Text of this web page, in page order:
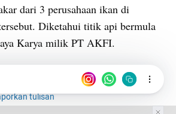
dari 3 perusahaan ikan di
Diketahui titik api bermula
Karya milik PT AKFI.
Kapal Terbakar Benoa
tulisan